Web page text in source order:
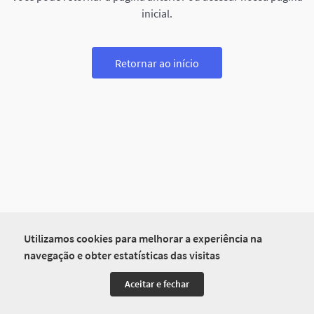
Utilizamos cookies para melhorar a experiência na
navegação e obter estatísticas das visitas
Aceitar e fechar
inicial.
Retornar ao início